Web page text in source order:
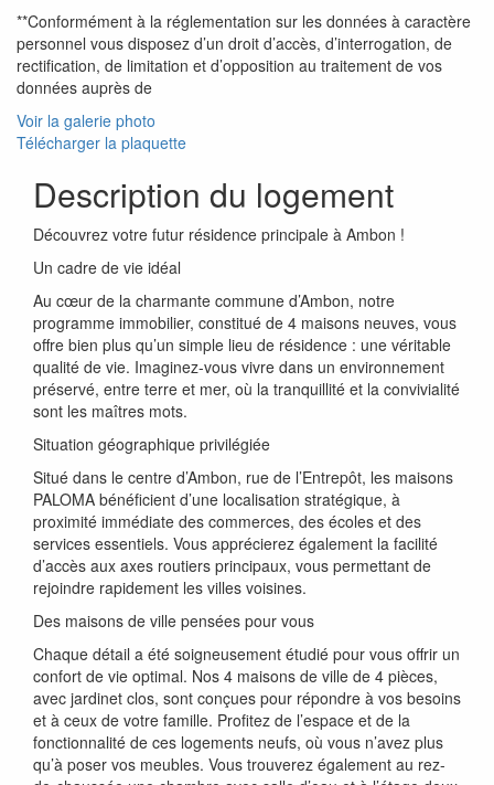
**Conformément à la réglementation sur les données à caractère
personnel vous disposez d’un droit d’accès, d’interrogation, de
rectification, de limitation et d’opposition au traitement de vos
données auprès de
Voir la galerie photo
Télécharger la plaquette
Description du logement
Découvrez votre futur résidence principale à Ambon !
Un cadre de vie idéal
Au cœur de la charmante commune d’Ambon, notre
programme immobilier, constitué de 4 maisons neuves, vous
offre bien plus qu’un simple lieu de résidence : une véritable
qualité de vie. Imaginez-vous vivre dans un environnement
préservé, entre terre et mer, où la tranquillité et la convivialité
sont les maîtres mots.
Situation géographique privilégiée
Situé dans le centre d’Ambon, rue de l’Entrepôt, les maisons
PALOMA bénéficient d’une localisation stratégique, à
proximité immédiate des commerces, des écoles et des
services essentiels. Vous apprécierez également la facilité
d’accès aux axes routiers principaux, vous permettant de
rejoindre rapidement les villes voisines.
Des maisons de ville pensées pour vous
Chaque détail a été soigneusement étudié pour vous offrir un
confort de vie optimal. Nos 4 maisons de ville de 4 pièces,
avec jardinet clos, sont conçues pour répondre à vos besoins
et à ceux de votre famille. Profitez de l’espace et de la
fonctionnalité de ces logements neufs, où vous n’avez plus
qu’à poser vos meubles. Vous trouverez également au rez-